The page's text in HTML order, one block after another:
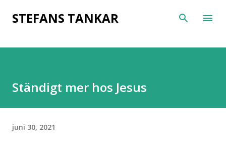
Fortsätt till huvudinnehåll
STEFANS TANKAR
Ständigt mer hos Jesus
juni 30, 2021